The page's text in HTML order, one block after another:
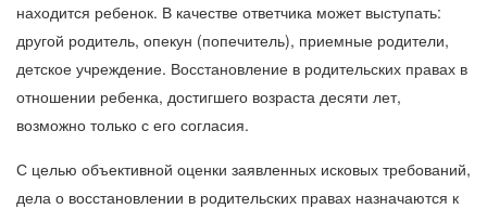
находится ребенок. В качестве ответчика может выступать:
другой родитель, опекун (попечитель), приемные родители,
детское учреждение. Восстановление в родительских правах в
отношении ребенка, достигшего возраста десяти лет,
возможно только с его согласия.
С целью объективной оценки заявленных исковых требований,
дела о восстановлении в родительских правах назначаются к